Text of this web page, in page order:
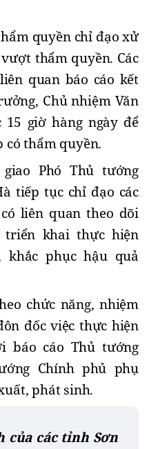
quyền chỉ đạo xử
thẩm quyền. Các
quan báo cáo kết
Chủ nhiệm Văn
giờ hàng ngày để
có thẩm quyền.
Phó Thủ tướng
tiếp tục chỉ đạo các
liên quan theo dõi
khai thực hiện
khắc phục hậu quả
chức năng, nhiệm
đốc việc thực hiện
báo cáo Thủ tướng
Chính phủ phụ
phát sinh.
của các tỉnh Sơn